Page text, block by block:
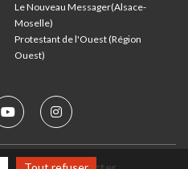
Le Nouveau Messager(Alsace-
Moselle)
Protestant de l'Ouest (Région
Ouest)